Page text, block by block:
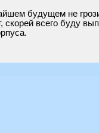
будущем не
скорей всего буду